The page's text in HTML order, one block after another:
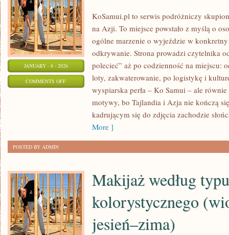
JANUARY - 8 - 2026
COMMENTS OFFON
KoSamui.pl to serwis podróżniczy
na Azji. To miejsce powstało z myślą o
ogólne marzenie o wyjeździe w
odkrywanie. Strona prowadzi czytelnika
polecieć” aż po codzienność na miejscu:
loty, zakwaterowanie, po logistykę i
wyspiarska perła – Ko Samui – ale
motywy, bo Tajlandia i Azja nie kończą
kadrującym się do zdjęcia zachodzie
More ]
POSTED BY ADMIN
Makijaż według typu
kolorystycznego
jesień–zima)